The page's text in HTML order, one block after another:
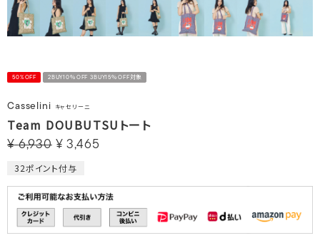
50%OFF 2BUY10％OFF 3BUY15％OFF対象
Casselini キャセリーニ
Team DOUBUTSUトート
¥ 6,930 ¥ 3,465
32ポイント付与